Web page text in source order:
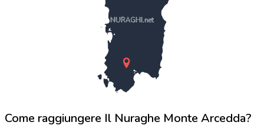
NURAGHI.net
Come raggiungere Il Nuraghe Monte Arcedda?